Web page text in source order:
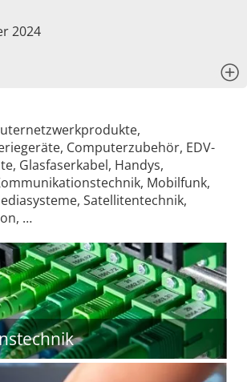
2024
Computerzubehör, EDV-
Glasfaserkabel, Handys,
Mobilfunk,
Satellitentechnik,
…